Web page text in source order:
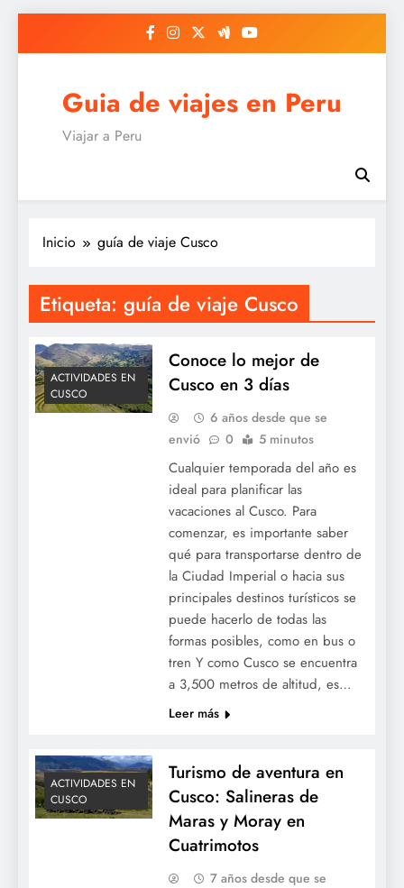
Guia de viajes en Peru
Viajar a Peru
Inicio guía de viaje Cusco
Etiqueta: guía de viaje Cusco
ACTIVIDADES EN
CUSCO
Conoce lo mejor de
Cusco en 3 días
6 años desde que se
envió
0 5 minutos
Cualquier temporada del año es
ideal para planificar las
vacaciones al Cusco. Para
comenzar, es importante saber
qué para transportarse dentro de
la Ciudad Imperial o hacia sus
principales destinos turísticos se
puede hacerlo de todas las
formas posibles, como en bus o
tren Y como Cusco se encuentra
a 3,500 metros de altitud, es…
Leer más
ACTIVIDADES EN
CUSCO
Turismo de aventura en
Cusco: Salineras de
Maras y Moray en
Cuatrimotos
7 años desde que se